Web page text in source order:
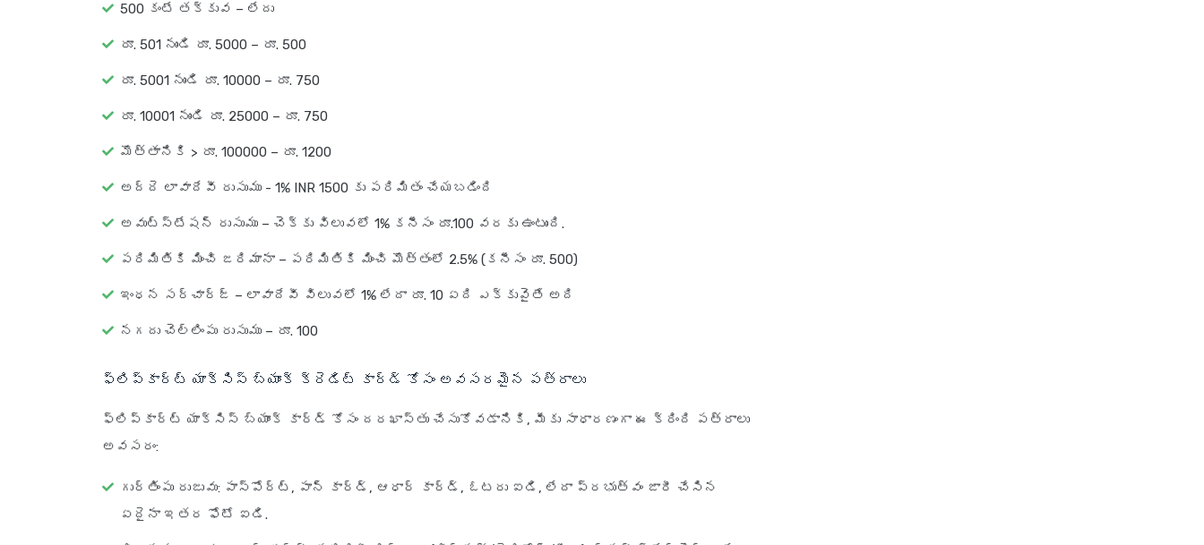
500 కంటే తక్కువ – లేదు
రూ. 501 నుండి రూ. 5000 – రూ. 500
రూ. 5001 నుండి రూ. 10000 – రూ. 750
రూ. 10001 నుండి రూ. 25000 – రూ. 750
మొత్తానికి > రూ. 100000 – రూ. 1200
అద్దె లావాదేవీ రుసుము - 1% INR 1500 కు పరిమితం చేయబడింది
అవుట్‌స్టేషన్ రుసుము – చెక్కు విలువలో 1% కనీసం రూ.100 వరకు ఉంటుంది.
పరిమితికి మించి జరిమానా – పరిమితికి మించి మొత్తంలో 2.5% (కనీసం రూ. 500)
ఇంధన సర్‌చార్జ్ – లావాదేవీ విలువలో 1% లేదా రూ. 10 ఏది ఎక్కువైతే అది
నగదు చెల్లింపు రుసుము – రూ. 100
ఫ్లిప్‌కార్ట్ యాక్సిస్ బ్యాంక్ క్రెడిట్ కార్డ్ కోసం అవసరమైన పత్రాలు
ఫ్లిప్‌కార్ట్ యాక్సిస్ బ్యాంక్ కార్డ్ కోసం దరఖాస్తు చేసుకోవడానికి, మీకు సాధారణంగా ఈ క్రింది పత్రాలు
అవసరం:
గుర్తింపు రుజువు: పాస్‌పోర్ట్, పాన్ కార్డ్, ఆధార్ కార్డ్, ఓటరు ఐడి, లేదా ప్రభుత్వం జారీ చేసిన
ఏదైనా ఇతర ఫోటో ఐడి.